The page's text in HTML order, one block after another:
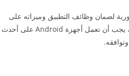
لضمان وظائف التطبيق وميزاته على
أجهزتك. لذا تأكد من مراعاة طلباته عند دخول التطبيق لأول مرة. وأخيرًا وليس آخرًا، يجب أن تعمل أجهزة Android على أحدث